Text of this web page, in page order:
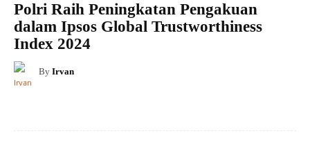
Polri Raih Peningkatan Pengakuan
dalam Ipsos Global Trustworthiness
Index 2024
By Irvan